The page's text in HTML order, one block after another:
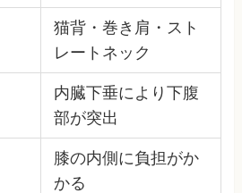
猫背・巻き肩・スト
レートネック
内臓下垂により下腹
部が突出
膝の内側に負担がか
かる